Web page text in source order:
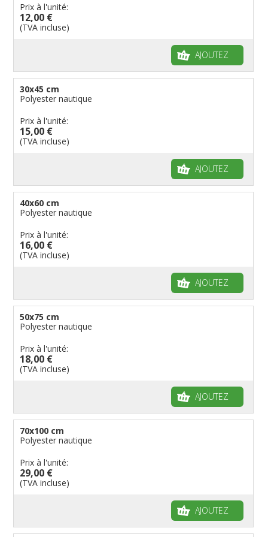
Régions reste du monde
Provinces néerlandaises
Cantons suisses
Drapeaux de courtoisie
Français
Drapeaux organisations internationales
Drapeaux publicitaires
Drapeaux groupes ethniques & nations non
Fanions personnalisés
Drapeaux à voile et à goutte
Drapeaux pirates
Drapeaux de table
Prix à l'unité:
12,00 €
(TVA incluse)
AJOUTEZ
30x45 cm
Polyester nautique
Prix à l'unité:
15,00 €
(TVA incluse)
AJOUTEZ
40x60 cm
Polyester nautique
Prix à l'unité:
16,00 €
(TVA incluse)
AJOUTEZ
50x75 cm
Polyester nautique
Prix à l'unité:
18,00 €
(TVA incluse)
AJOUTEZ
70x100 cm
Polyester nautique
Prix à l'unité:
29,00 €
(TVA incluse)
AJOUTEZ